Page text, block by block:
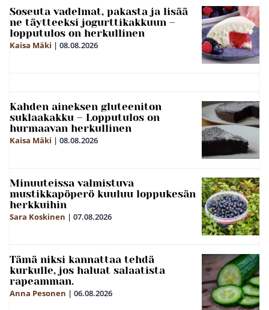
Soseuta vadelmat, pakasta ja lisää
ne täytteeksi jogurttikakkuun –
lopputulos on herkullinen
Kaisa Mäki | 08.08.2026
Kahden aineksen gluteeniton
suklaakakku – Lopputulos on
hurmaavan herkullinen
Kaisa Mäki | 08.08.2026
Minuuteissa valmistuva
mustikkapöperö kuuluu loppukesän
herkkuihin
Sara Koskinen | 07.08.2026
Tämä niksi kannattaa tehdä
kurkulle, jos haluat salaatista
rapeamman.
Anna Pesonen | 06.08.2026